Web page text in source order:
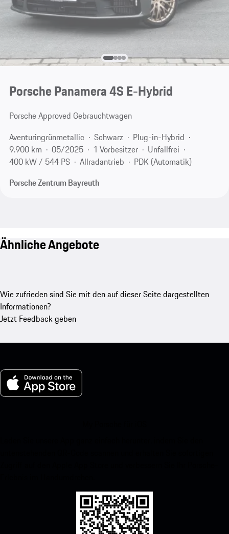
Porsche Panamera 4S E-Hybrid
Porsche Approved Gebrauchtwagen
Aventuringrünmetallic
Schwarz
Plug-in-Hybrid
9.900 km
05/2025 1 Vorbesitzer
Unfallfrei
400 kW / 544 PS
Allradantrieb
PDK (Automatik)
Porsche Zentrum Bayreuth
Ähnliche Angebote
Wie zufrieden sind Sie mit den auf dieser Seite dargestellten
Informationen?
Jetzt Feedback geben